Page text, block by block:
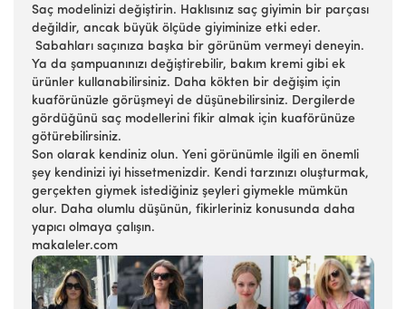
Saç modelinizi değiştirin. Haklısınız saç giyimin bir parçası
değildir, ancak büyük ölçüde giyiminize etki eder.
Sabahları saçınıza başka bir görünüm vermeyi deneyin.
Ya da şampuanınızı değiştirebilir, bakım kremi gibi ek
ürünler kullanabilirsiniz. Daha kökten bir değişim için
kuaförünüzle görüşmeyi de düşünebilirsiniz. Dergilerde
gördüğünü saç modellerini fikir almak için kuaförünüze
götürebilirsiniz.
Son olarak kendiniz olun. Yeni görünümle ilgili en önemli
şey kendinizi iyi hissetmenizdir. Kendi tarzınızı oluşturmak,
gerçekten giymek istediğiniz şeyleri giymekle mümkün
olur. Daha olumlu düşünün, fikirleriniz konusunda daha
yapıcı olmaya çalışın.
makaleler.com